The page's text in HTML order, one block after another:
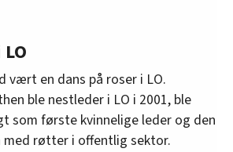
vært en dans på roser i LO.
ble nestleder i LO i 2001, ble
som første kvinnelige leder og den
røtter i offentlig sektor.